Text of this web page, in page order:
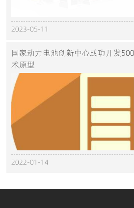
2023-05-11
国家动力电池创新中心成功开发
术原型
2022-01-14